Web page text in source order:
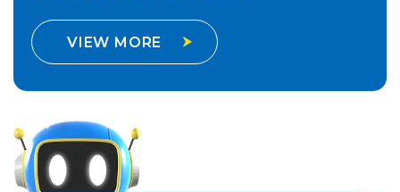
VIEW MORE